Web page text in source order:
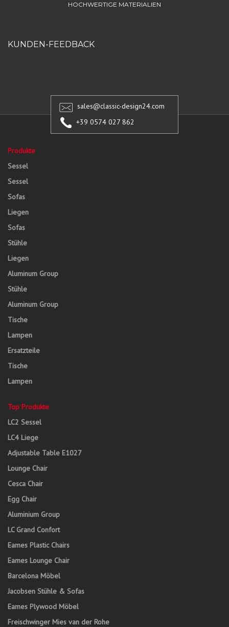
HOCHWERTIGE MATERIALIEN
KUNDEN-FEEDBACK
sales@classic-design24.com
+39 0574 027 862
Produkte
Sessel
Sessel
Sofas
Liegen
Sofas
Stühle
Liegen
Aluminum Group
Stühle
Aluminum Group
Tische
Lampen
Ersatzteile
Tische
Lampen
Top Produkte
LC2 Sessel
LC4 Liege
Adjustable Table E1027
Lounge Chair
Cesca Chair
Egg Chair
Aluminium Group
LC Grand Confort
Eames Plastic Chairs
Eames Lounge Chair
Barcelona Möbel
Jacobsen Stühle & Sofas
Eames Plywood Möbel
Freischwinger Mies van der Rohe